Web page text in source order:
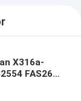
X316a-
FAS2620